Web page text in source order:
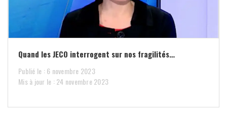
Quand les JECO interrogent sur nos fragilités…
Publié le : 6 novembre 2023
Mis à jour le : 24 novembre 2023